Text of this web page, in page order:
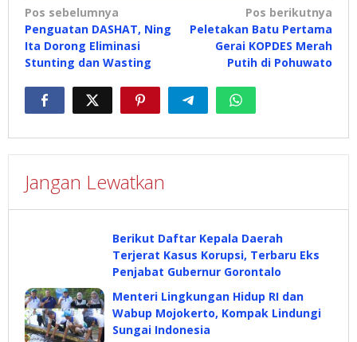
Navigasi
pos
Pos sebelumnya
Penguatan DASHAT, Ning
Ita Dorong Eliminasi
Stunting dan Wasting
Pos berikutnya
Peletakan Batu Pertama
Gerai KOPDES Merah
Putih di Pohuwato
Jangan Lewatkan
Berikut Daftar Kepala Daerah
Terjerat Kasus Korupsi, Terbaru Eks
Penjabat Gubernur Gorontalo
Menteri Lingkungan Hidup RI dan
Wabup Mojokerto, Kompak Lindungi
Sungai Indonesia